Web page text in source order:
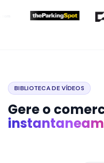
BIBLIOTECA DE VÍDEOS
Gere o